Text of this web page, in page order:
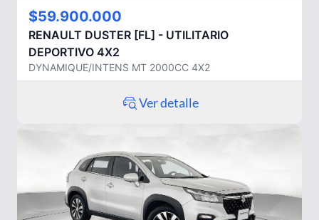
$59.900.000
RENAULT DUSTER [FL] - UTILITARIO
DEPORTIVO 4X2
DYNAMIQUE/INTENS MT 2000CC 4X2
Ver detalle